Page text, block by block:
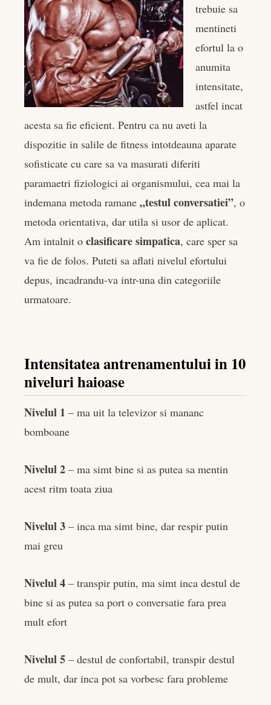
trebuie sa
mentineti
efortul la o
anumita
intensitate,
astfel incat
acesta sa fie eficient. Pentru ca nu aveti la
dispozitie in salile de fitness intotdeauna aparate
sofisticate cu care sa va masurati diferiti
paramaetri fiziologici ai organismului, cea mai la
indemana metoda ramane „testul conversatiei”, o
metoda orientativa, dar utila si usor de aplicat.
Am intalnit o clasificare simpatica, care sper sa
va fie de folos. Puteti sa aflati nivelul efortului
depus, incadrandu-va intr-una din categoriile
urmatoare.
Intensitatea antrenamentului in 10
niveluri haioase
Nivelul 1 – ma uit la televizor si mananc
bomboane
Nivelul 2 – ma simt bine si as putea sa mentin
acest ritm toata ziua
Nivelul 3 – inca ma simt bine, dar respir putin
mai greu
Nivelul 4 – transpir putin, ma simt inca destul de
bine si as putea sa port o conversatie fara prea
mult efort
Nivelul 5 – destul de confortabil, transpir destul
de mult, dar inca pot sa vorbesc fara probleme